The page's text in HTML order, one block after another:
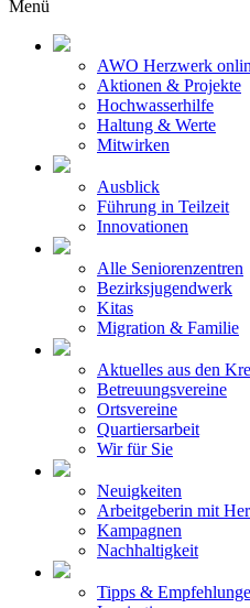
Menü
AWO Herzwerk
Aktionen & Projekte
Hochwasserhilfe
Haltung & Werte
Mitwirken
Ausblick
Führung in Teilzeit
Innovationen
Alle Seniorenzentren
Bezirksjugendwerk
Kitas
Migration & Familie
Aktuelles aus den
Betreuungsvereine
Ortsvereine
Quartiersarbeit
Wir für Sie
Neuigkeiten
Arbeitgeberin mit
Kampagnen
Nachhaltigkeit
Tipps &